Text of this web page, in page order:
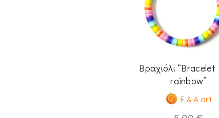
Βραχιόλι “Bracelet
rainbow”
E & A art